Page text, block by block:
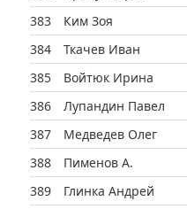
383
Ким Зоя
384
Ткачев Иван
385
Войтюк Ирина
386
Лупандин Павел
387
Медведев Олег
388
Пименов А.
389
Глинка Андрей